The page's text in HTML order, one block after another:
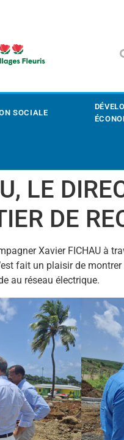
SOCIALE
LE
DE
Xavier FICHAU à
fait un plaisir de
au réseau électrique.